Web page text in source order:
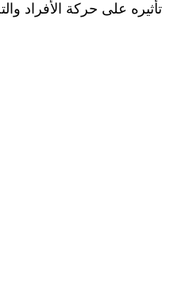
تأثيره على حركة الأفراد